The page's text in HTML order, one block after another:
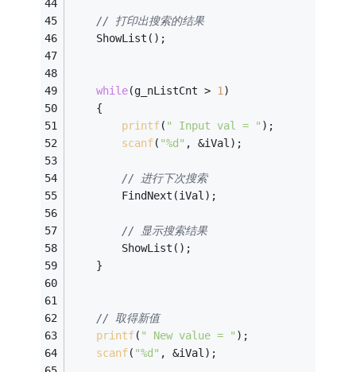
// 打印出搜索的结果
	ShowList();
while(g_nListCnt > 1)
	{
printf( " Input val = " );
scanf( "%d" , &iVal);
// 进行下次搜索
		FindNext(iVal);
// 显示搜索结果
		ShowList();
	}
// 取得新值
printf( " New value = " );
scanf( "%d"